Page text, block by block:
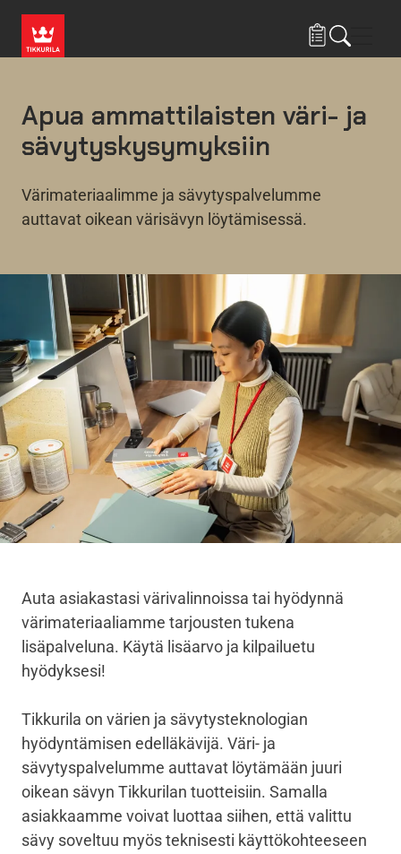
Apua ammattilaisten väri- ja
sävytyskysymyksiin
Värimateriaalimme ja sävytyspalvelumme
auttavat oikean värisävyn löytämisessä.
Auta asiakastasi värivalinnoissa tai hyödynnä
värimateriaaliamme tarjousten tukena
lisäpalveluna. Käytä lisäarvo ja kilpailuetu
hyödyksesi!
Tikkurila on värien ja sävytysteknologian
hyödyntämisen edelläkävijä. Väri- ja
sävytyspalvelumme auttavat löytämään juuri
oikean sävyn Tikkurilan tuotteisiin. Samalla
asiakkaamme voivat luottaa siihen, että valittu
sävy soveltuu myös teknisesti käyttökohteeseen